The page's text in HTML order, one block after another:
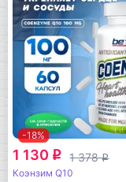
-18%
1 130 q 1 378q
Коэнзим Q10